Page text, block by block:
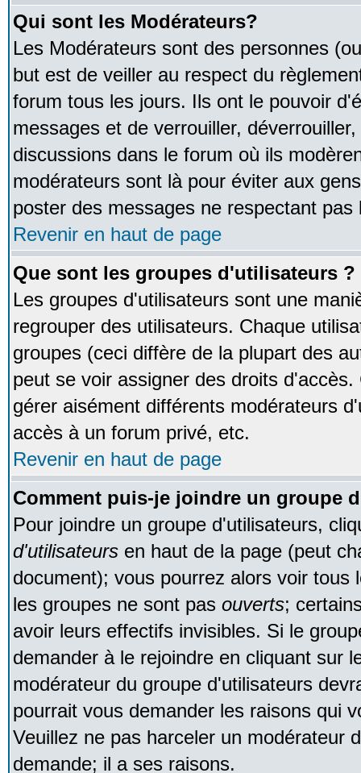
Qui sont les Modérateurs?
Les Modérateurs sont des personnes
but est de veiller au respect du
forum tous les jours. Ils ont le pouvoir
messages et de verrouiller,
discussions dans le forum où ils
modérateurs sont là pour éviter aux
poster des messages ne respectant pas
Revenir en haut de page
Que sont les groupes d'utilisateurs ?
Les groupes d'utilisateurs sont une
regrouper des utilisateurs. Chaque
groupes (ceci diffère de la plupart des
peut se voir assigner des droits
gérer aisément différents modérateurs
accès à un forum privé, etc.
Revenir en haut de page
Comment puis-je joindre un groupe
Pour joindre un groupe d'utilisateurs,
d'utilisateurs en haut de la page (peut
document); vous pourrez alors voir tous
les groupes ne sont pas ouverts;
avoir leurs effectifs invisibles. Si le
demander à le rejoindre en cliquant sur
modérateur du groupe d'utilisateurs
pourrait vous demander les raisons qui
Veuillez ne pas harceler un modérateur
demande; il a ses raisons.